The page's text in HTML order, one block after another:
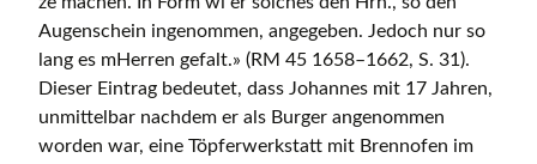
Augenschein ingenommen, angegeben. Jedoch nur so
lang es mHerren gefalt.» (RM 45 1658–1662, S. 31).
Dieser Eintrag bedeutet, dass Johannes mit 17 Jahren,
unmittelbar nachdem er als Burger angenommen
worden war, eine Töpferwerkstatt mit Brennofen im